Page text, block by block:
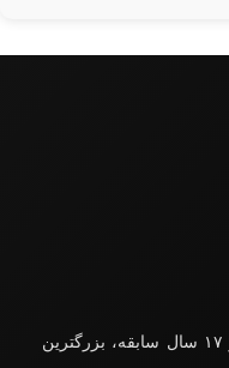
شرکت تبلیغاتی ایران زمین با بیش از ۱۷ سال سابقه، بزرگترین